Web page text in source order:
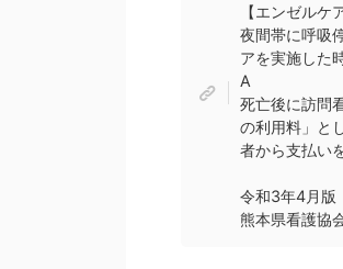
【エンゼル
夜間帯に呼吸
アを実施した
A
死亡後に訪問
の利用料」と
者から支払い
令和3年4月版
熊本県看護協